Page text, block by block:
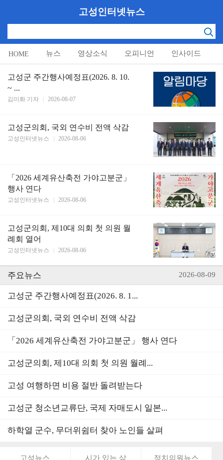
고성인터넷뉴스
HOME 뉴스 영상소식 오피니언 인사이드
알림마당
고성군 주간행사예정표(2026. 8. 10.
~ ...
김미화 기자 2026-08-07
고성군의회, 국외 연수비 전액 삭감
고성인터넷뉴스 2026-08-06
「2026 세계유산축전 가야고분군」
행사 연다
고성인터넷뉴스 2026-08-06
고성군의회, 제10대 의회 첫 의원 월
례회 열어
고성인터넷뉴스 2026-08-06
주요뉴스 2026-08-09
고성군 주간행사예정표(2026. 8. 1...
고성군의회, 국외 연수비 전액 삭감
「2026 세계유산축전 가야고분군」 행사 연다
고성군의회, 제10대 의회 첫 의원 월례...
고성 여행하면 비용 절반 돌려받는다
고성군 청소년교류단, 국제 자매도시 일본...
하학열 군수, 무더위쉼터 찾아 노인들 살펴
고성뉴스 시가 있는 삶 정치의원뉴스